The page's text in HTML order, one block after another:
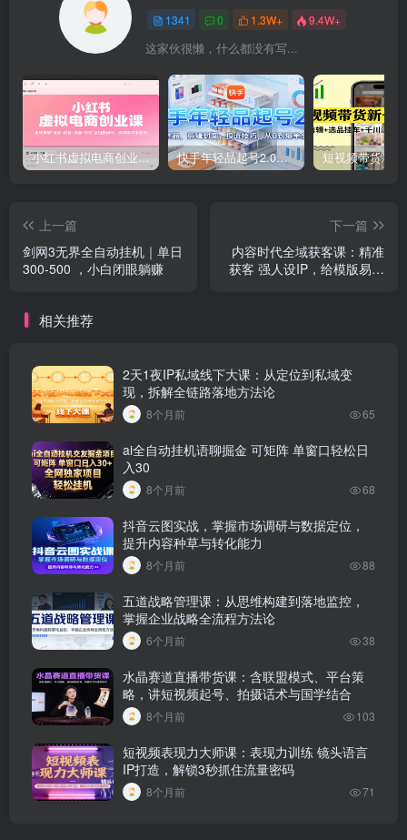
1341 0 1.3W+ 9.4W+
这家伙很懒，什么都没有写...
小红书虚拟电商创业课，系统拆解选品-内容-流量-变现，实现零成本变现 快手年轻品起号2.0：养号选品，剪辑封面，投流技巧，从0到爆单全流程
上一篇
剑网3无界全自动挂机｜单日
300-500 ，小白闭眼躺赚
下一篇
内容时代全域获客课：精准
获客 强人设IP，给模版易上
相关推荐
2天1夜IP私域线下大课：从定位到私域变
现，拆解全链路落地方法论
8个月前 65
ai全自动挂机语聊掘金 可矩阵 单窗口轻松日
入30
8个月前 68
抖音云图实战，掌握市场调研与数据定位，
提升内容种草与转化能力
8个月前 88
五道战略管理课：从思维构建到落地监控，
掌握企业战略全流程方法论
6个月前 38
水晶赛道直播带货课：含联盟模式、平台策
略，讲短视频起号、拍摄话术与国学结合
8个月前 103
短视频表现力大师课：表现力训练 镜头语言
IP打造，解锁3秒抓住流量密码
8个月前 71